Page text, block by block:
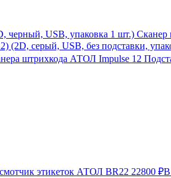
Сканер
этикеток АТОЛ BR22 22800 ₽В